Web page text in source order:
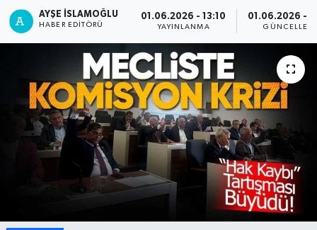
AYŞE İSLAMOĞLU
HABER EDITÖRÜ
01.06.2026 - 13:10
YAYINLANMA
01.06.2026 -
Gökçebey
Bartın
Karabük
Spor
Ulusal
Haber Arşivi